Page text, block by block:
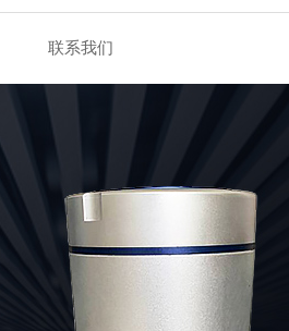
联系我们